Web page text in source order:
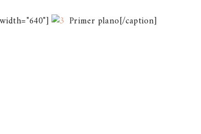
Primer plano[/caption]